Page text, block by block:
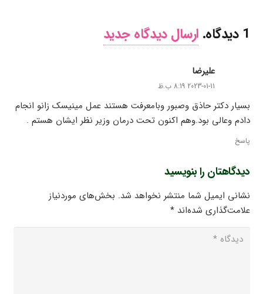
1 دیدگاه. ارسال دیدگاه جدید
علیرضا
2023-01-11 8:19 ب.ظ
بسیار دکتر حاذق وصبور وبامعرفت هستند عمل مینیسک زانو انجام
دادم وعالی بود.وهم اکنون تحت درمان وزیر نظر ایشان هستم .
پاسخ
دیدگاهتان را بنویسید
نشانی ایمیل شما منتشر نخواهد شد. بخش‌های موردنیاز
علامت‌گذاری شده‌اند*